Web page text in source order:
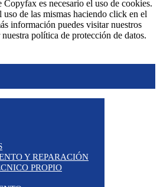
es necesario el uso de cookies.
uso de las mismas haciendo click en el
información puedes visitar nuestros
política de protección de datos.
Y REPARACIÓN
PROPIO